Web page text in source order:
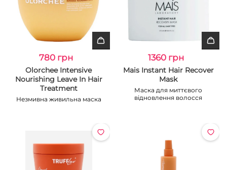
780 грн
Olorchee Intensive
Nourishing Leave In Hair
Treatment
Незмивна живильна маска
1360 грн
Mais Instant Hair Recover
Mask
Маска для миттєвого
відновлення волосся